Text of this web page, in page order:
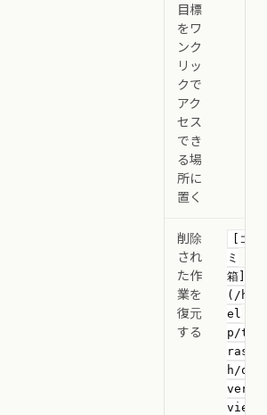
目標
をワ
ンク
リッ
クで
アク
セス
でき
る場
所に
置く
削除
され
た作
業を
復元
する
[ゴ
ミ
箱]
(/h
el
p/t
ras
h/o
ver
vie